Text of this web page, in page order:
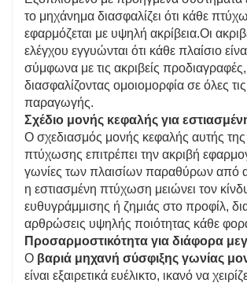
το μηχάνημα διασφαλίζει ότι κάθε
εφαρμόζεται με υψηλή ακρίβεια.Οι
ελέγχου εγγυώνται ότι κάθε πλαίσιο
σύμφωνα με τις ακριβείς προδιαγραφές,
διασφαλίζοντας ομοιομορφία σε όλες
παραγωγής.
Σχέδιο μονής κεφαλής για
Ο σχεδιασμός μονής κεφαλής αυτής
πτύχωσης επιτρέπει την ακριβή
γωνίες των πλαισίων παραθύρων από
η εστιασμένη πτύχωση μειώνει τον
ευθυγράμμισης ή ζημιάς στο προφίλ,
αρθρώσεις υψηλής ποιότητας κάθε
Προσαρμοστικότητα για διάφορα
Ο βαριά μηχανή σύσφιξης γωνίας
είναι εξαιρετικά ευέλικτο, ικανό να